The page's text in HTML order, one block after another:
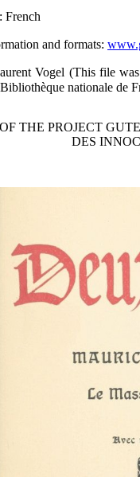
: French
and formats:
Vogel (This file
Bibliothèque nationale de
THE PROJECT
DES